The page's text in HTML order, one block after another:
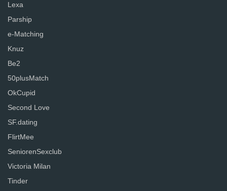
Lexa
Parship
e-Matching
Knuz
Be2
50plusMatch
OkCupid
Second Love
SF.dating
FlirtMee
SeniorenSexclub
Victoria Milan
Tinder